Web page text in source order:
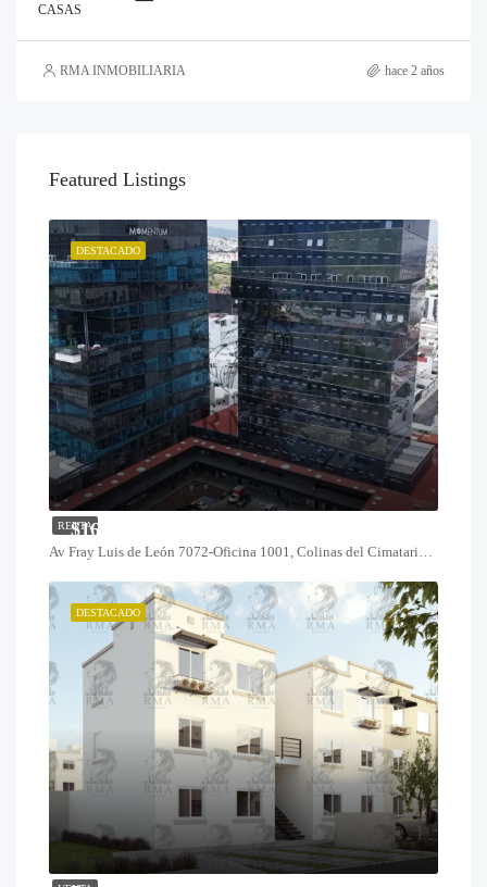
CASAS
RMA INMOBILIARIA hace 2 años
Featured Listings
RENTA
DESTACADO
$16,800
Av Fray Luis de León 7072-Oficina 1001, Colinas del Cimatario, 76090 Santiago de Querétaro, Qro.
DESTACADO